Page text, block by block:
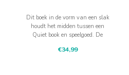
Dit boek in de vorm van een slak
houdt het midden tussen een
Quiet book en speelgoed. De
materialen zorgen voor veel
€34,99